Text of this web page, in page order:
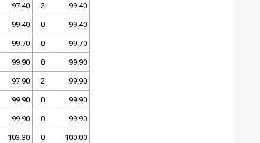
97.40 2 99.40
99.40 0 99.40
99.70 0 99.70
99.90 0 99.90
97.90 2 99.90
99.90 0 99.90
99.90 0 99.90
103.30 0 100.00